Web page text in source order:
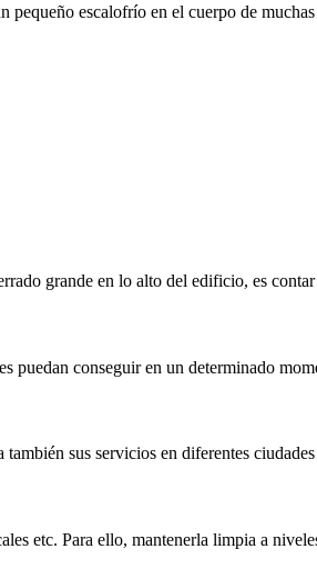
escalofrío en el cuerpo de
grande en lo alto del edificio, es
conseguir en un determinado
también sus servicios en diferentes
etc. Para ello, mantenerla limpia a